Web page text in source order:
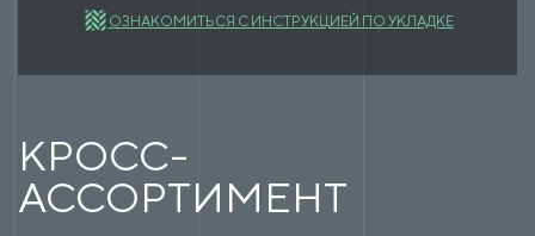
ОЗНАКОМИТЬСЯ С ИНСТРУКЦИЕЙ ПО УКЛАДКЕ
КРОСС-
АССОРТИМЕНТ